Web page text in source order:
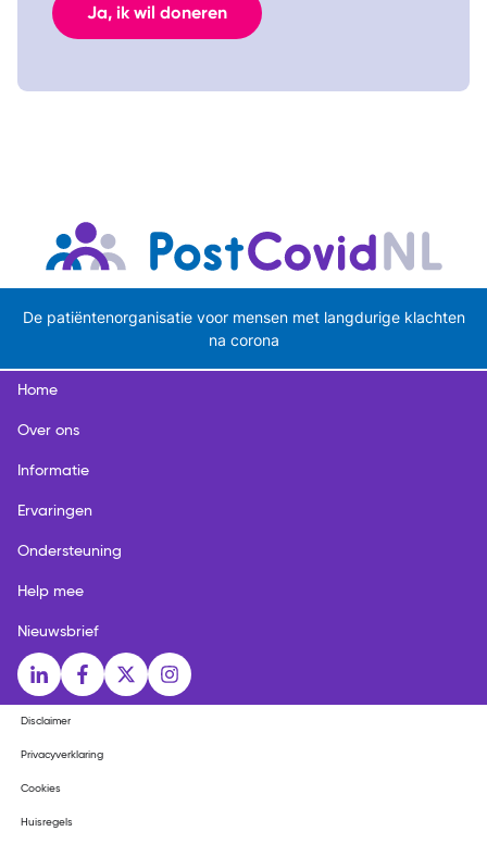
Ja, ik wil doneren
De patiëntenorganisatie voor mensen met langdurige klachten
na corona
Home
Over ons
Informatie
Ervaringen
Ondersteuning
Help mee
Nieuwsbrief
Social media links
LinkedInFacebook
X Instagram
Disclaimer
Privacyverklaring
Cookies
Huisregels